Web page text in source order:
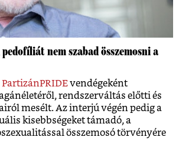
nem szabad összemosni a
PartizánPRIDEvendégeként
rendszerváltás előtti és
mesélt. Az interjú végén pedig a
kisebbségeket támadó, a
összemosó törvényére